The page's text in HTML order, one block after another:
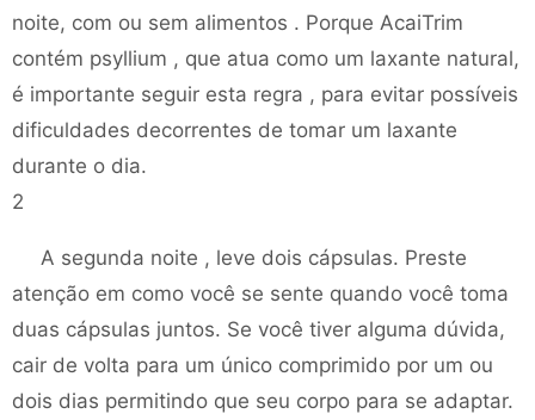
noite, com ou sem alimentos . Porque AcaiTrim
contém psyllium , que atua como um laxante natural,
é importante seguir esta regra , para evitar possíveis
dificuldades decorrentes de tomar um laxante
durante o dia.
2
A segunda noite , leve dois cápsulas. Preste
atenção em como você se sente quando você toma
duas cápsulas juntos. Se você tiver alguma dúvida,
cair de volta para um único comprimido por um ou
dois dias permitindo que seu corpo para se adaptar.